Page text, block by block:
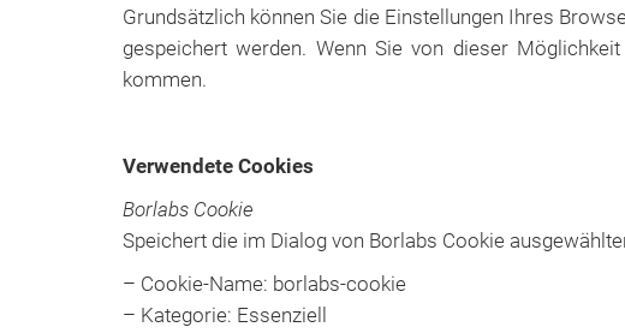
Grundsätzlich können Sie die Einstellungen Ihres
gespeichert werden. Wenn Sie von dieser
kommen.
Verwendete Cookies
Borlabs Cookie
Speichert die im Dialog von Borlabs Cookie
– Cookie-Name: borlabs-cookie
– Kategorie: Essenziell